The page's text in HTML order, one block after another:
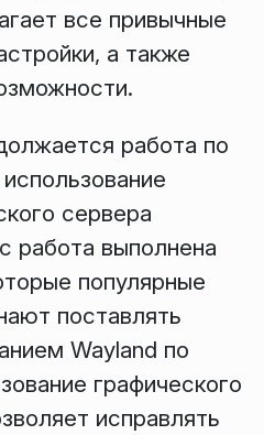
все привычные
а также
работа по
сервера
работа выполнена
популярные
поставлять
Wayland по
графического
исправлять